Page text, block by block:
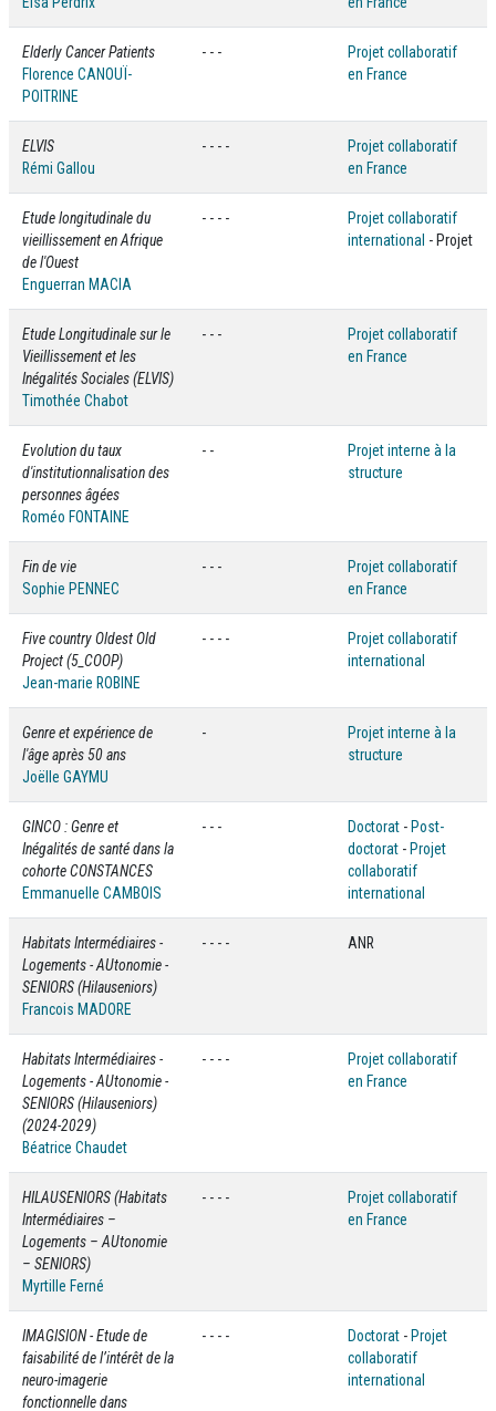
Elderly Cancer Patients
Florence CANOUÏ-
POITRINE
- - -
Projet collaboratif
en France
ELVIS
Rémi Gallou
- - - -
Projet collaboratif
en France
Etude longitudinale du
vieillissement en Afrique
de l'Ouest
Enguerran MACIA
- - - -
Projet collaboratif
international - Projet
Etude Longitudinale sur le
Vieillissement et les
Inégalités Sociales (ELVIS)
Timothée Chabot
- - -
Projet collaboratif
en France
Evolution du taux
d'institutionnalisation des
personnes âgées
Roméo FONTAINE
- -
Projet interne à la
structure
Fin de vie
Sophie PENNEC
- - -
Projet collaboratif
en France
Five country Oldest Old
Project (5_COOP)
Jean-marie ROBINE
- - - -
Projet collaboratif
international
Genre et expérience de
l'âge après 50 ans
Joëlle GAYMU
-
Projet interne à la
structure
GINCO : Genre et
Inégalités de santé dans la
cohorte CONSTANCES
Emmanuelle CAMBOIS
- - - Doctorat - Post-
doctorat - Projet
collaboratif
international
Habitats Intermédiaires -
Logements - AUtonomie -
SENIORS (Hilauseniors)
Francois MADORE
- - - - ANR
Habitats Intermédiaires -
Logements - AUtonomie -
SENIORS (Hilauseniors)
(2024-2029)
Béatrice Chaudet
- - - -
Projet collaboratif
en France
HILAUSENIORS (Habitats
Intermédiaires –
Logements – AUtonomie
– SENIORS)
Myrtille Ferné
- - - -
Projet collaboratif
en France
IMAGISION - Etude de
faisabilité de l’intérêt de la
neuro-imagerie
fonctionnelle dans
- - - - Doctorat - Projet
collaboratif
international